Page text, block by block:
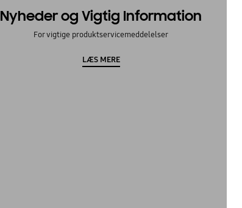
Nyheder og Vigtig Information
For vigtige produktservicemeddelelser
LÆS MERE